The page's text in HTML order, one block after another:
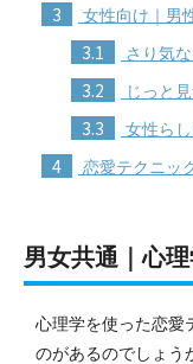
3 女性向け｜男
3.1 さり気
3.2 じっと
3.3 女性ら
4 恋愛テクニッ
男女共通｜心
心理学を使った恋愛
のがあるのでしょう